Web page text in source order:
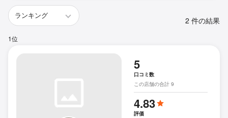
2 件の結果
1位
5
口コミ数
この店舗の合計 9
4.83
評価